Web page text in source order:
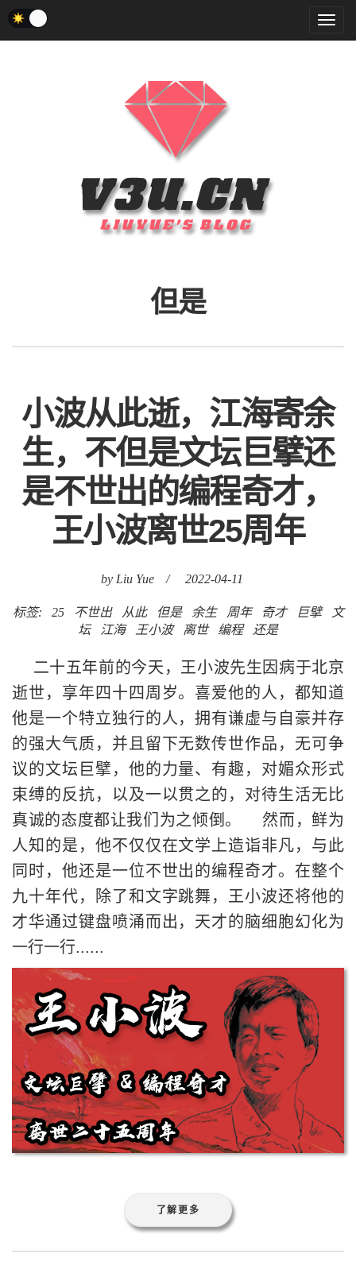
菜
单
但是
小波从此逝，江海寄余
生，不但是文坛巨擘还
是不世出的编程奇才，
王小波离世25周年
by Liu Yue / 2022-04-11
标签: 25 不世出 从此 但是 余生 周年 奇才 巨擘
文
坛
江海 王小波 离世 编程 还是
二十五年前的今天，王小波先生因病于北京
逝世，享年四十四周岁。喜爱他的人，都知道
他是一个特立独行的人，拥有谦虚与自豪并存
的强大气质，并且留下无数传世作品，无可争
议的文坛巨擘，他的力量、有趣，对媚众形式
束缚的反抗，以及一以贯之的，对待生活无比
真诚的态度都让我们为之倾倒。 然而，鲜为
人知的是，他不仅仅在文学上造诣非凡，与此
同时，他还是一位不世出的编程奇才。在整个
九十年代，除了和文字跳舞，王小波还将他的
才华通过键盘喷涌而出，天才的脑细胞幻化为
一行一行......
了解更多